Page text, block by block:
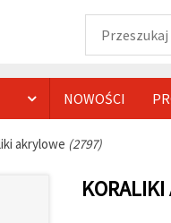
NOWOŚCI
akrylowe (2797)
KORALIKI